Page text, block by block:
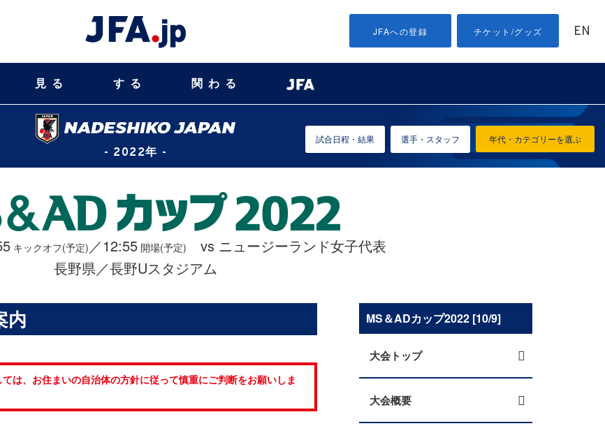
JFAへの登録 チケット/グッズ EN
見る する 関わる
- 2022年 -
年代・カテゴリーを選ぶ
試合日程・結果 選手・スタッフ
キックオフ(予定) ／12:55開場(予定)
vs ニュージーランド女子代表
長野県／長野Uスタジアム
内
は、お住まいの自治体の方針に従って慎重にご判断をお願いしま
MS＆ADカップ2022 [10/9]
大会トップ
大会概要